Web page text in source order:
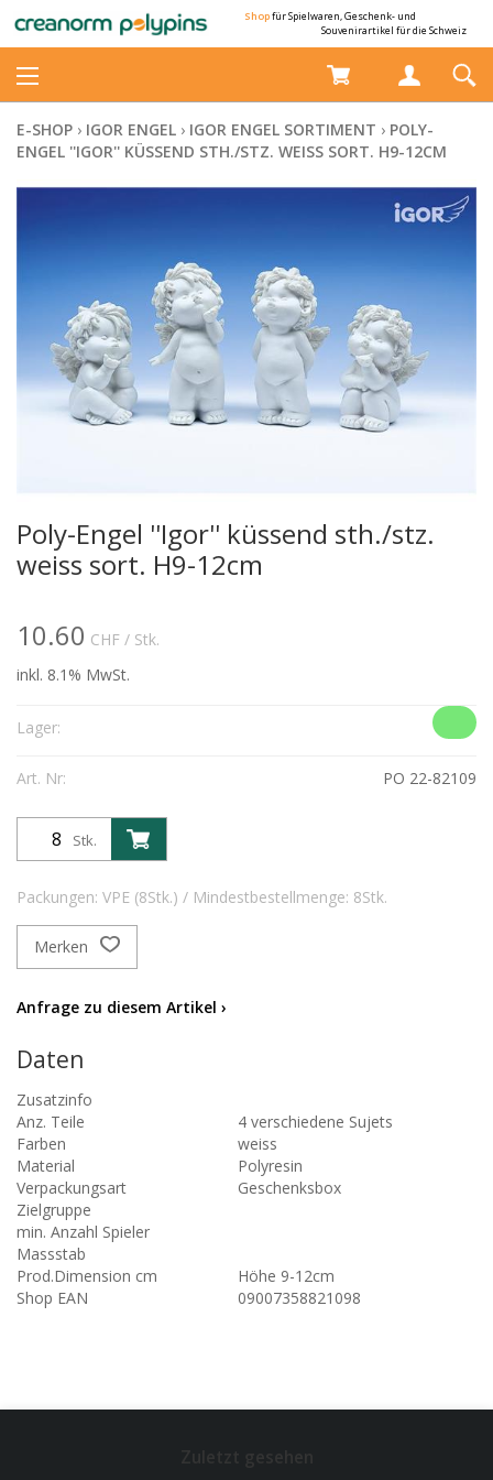
Shopfür Spielwaren, Geschenk- und
Souvenirartikel für die Schweiz
E-SHOP › IGOR ENGEL › IGOR ENGEL SORTIMENT › POLY-
ENGEL ''IGOR'' KÜSSEND STH./STZ. WEISS SORT. H9-12CM
Poly-Engel ''Igor'' küssend sth./stz.
weiss sort. H9-12cm
10.60 CHF / Stk.
inkl. 8.1% MwSt.
Lager:
Art. Nr: PO 22-82109
Stk.
Packungen: VPE (8Stk.) / Mindestbestellmenge: 8Stk.
Merken
Anfrage zu diesem Artikel ›
Daten
Zusatzinfo
Anz. Teile
4 verschiedene Sujets
Farben
weiss
Material
Polyresin
Verpackungsart
Geschenksbox
Zielgruppe
min. Anzahl Spieler
Massstab
Prod.Dimension cm
Höhe 9-12cm
Shop EAN
09007358821098